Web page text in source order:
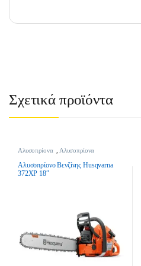
Σχετικά προϊόντα
Αλυσοπρίονα
Αλυσοπρίονα
Γεωργικά Εργαλεία
Αλυσοπρίονο Βενζίνης Husqvarna
372XP 18″